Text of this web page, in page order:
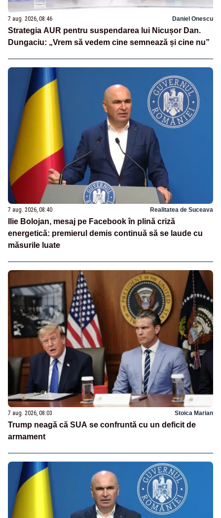
7 aug. 2026, 08:46 Daniel Onescu
Strategia AUR pentru suspendarea lui Nicușor Dan.
Dungaciu: „Vrem să vedem cine semnează și cine nu”
7 aug. 2026, 08:40 Realitatea de Suceava
Ilie Bolojan, mesaj pe Facebook în plină criză
energetică: premierul demis continuă să se laude cu
măsurile luate
7 aug. 2026, 08:03 Stoica Marian
Trump neagă că SUA se confruntă cu un deficit de
armament